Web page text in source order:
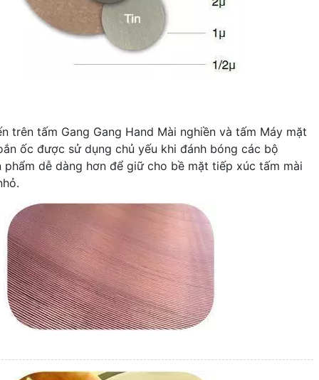
tấm Gang Gang Hand Mài nghiền và tấm Máy mặt
ốc được sử dụng chủ yếu khi đánh bóng các bộ
dễ dàng hơn để giữ cho bề mặt tiếp xúc tấm mài